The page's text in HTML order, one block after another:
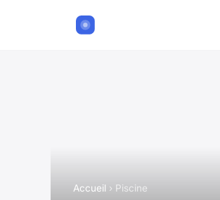
Accueil › Piscine